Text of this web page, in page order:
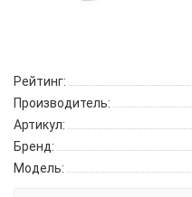
Рейтинг:
Производитель:
Артикул:
Бренд:
Модель: